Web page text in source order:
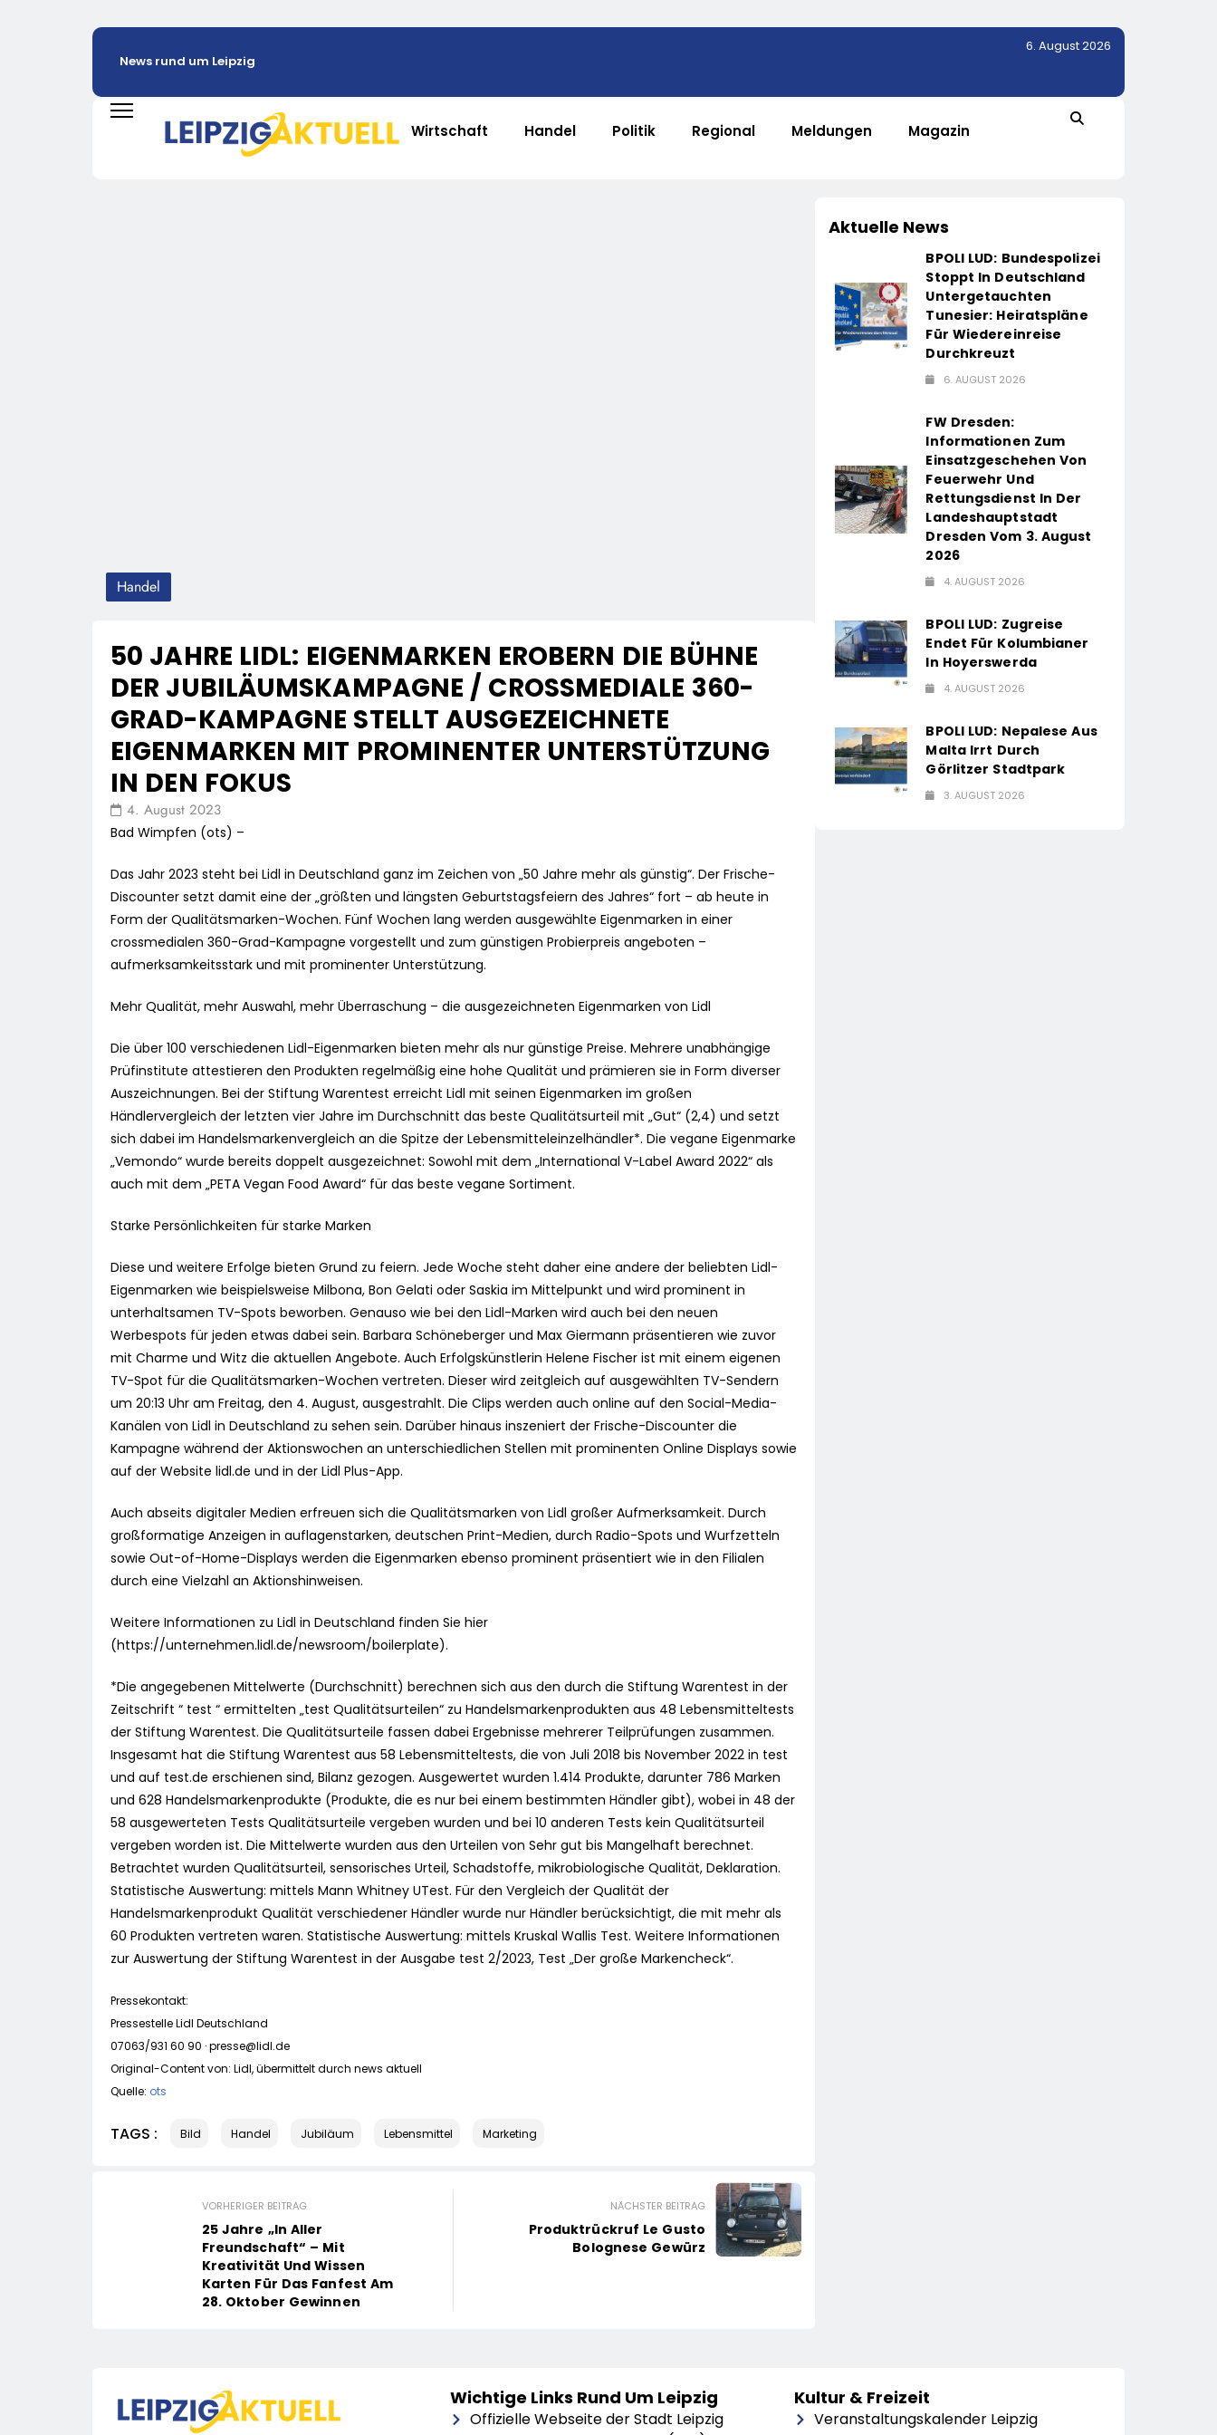
News rund um Leipzig
6. August 2026
Wirtschaft Handel Politik Regional Meldungen Magazin
Handel
50 JAHRE LIDL: EIGENMARKEN EROBERN DIE BÜHNE
DER JUBILÄUMSKAMPAGNE / CROSSMEDIALE 360-
GRAD-KAMPAGNE STELLT AUSGEZEICHNETE
EIGENMARKEN MIT PROMINENTER UNTERSTÜTZUNG
IN DEN FOKUS
4. August 2023
Bad Wimpfen (ots) –
Das Jahr 2023 steht bei Lidl in Deutschland ganz im Zeichen von „50 Jahre mehr als günstig“. Der Frische-
Discounter setzt damit eine der „größten und längsten Geburtstagsfeiern des Jahres“ fort – ab heute in
Form der Qualitätsmarken-Wochen. Fünf Wochen lang werden ausgewählte Eigenmarken in einer
crossmedialen 360-Grad-Kampagne vorgestellt und zum günstigen Probierpreis angeboten –
aufmerksamkeitsstark und mit prominenter Unterstützung.
Mehr Qualität, mehr Auswahl, mehr Überraschung – die ausgezeichneten Eigenmarken von Lidl
Die über 100 verschiedenen Lidl-Eigenmarken bieten mehr als nur günstige Preise. Mehrere unabhängige
Prüfinstitute attestieren den Produkten regelmäßig eine hohe Qualität und prämieren sie in Form diverser
Auszeichnungen. Bei der Stiftung Warentest erreicht Lidl mit seinen Eigenmarken im großen
Händlervergleich der letzten vier Jahre im Durchschnitt das beste Qualitätsurteil mit „Gut“ (2,4) und setzt
sich dabei im Handelsmarkenvergleich an die Spitze der Lebensmitteleinzelhändler*. Die vegane Eigenmarke
„Vemondo“ wurde bereits doppelt ausgezeichnet: Sowohl mit dem „International V-Label Award 2022“ als
auch mit dem „PETA Vegan Food Award“ für das beste vegane Sortiment.
Starke Persönlichkeiten für starke Marken
Diese und weitere Erfolge bieten Grund zu feiern. Jede Woche steht daher eine andere der beliebten Lidl-
Eigenmarken wie beispielsweise Milbona, Bon Gelati oder Saskia im Mittelpunkt und wird prominent in
unterhaltsamen TV-Spots beworben. Genauso wie bei den Lidl-Marken wird auch bei den neuen
Werbespots für jeden etwas dabei sein. Barbara Schöneberger und Max Giermann präsentieren wie zuvor
mit Charme und Witz die aktuellen Angebote. Auch Erfolgskünstlerin Helene Fischer ist mit einem eigenen
TV-Spot für die Qualitätsmarken-Wochen vertreten. Dieser wird zeitgleich auf ausgewählten TV-Sendern
um 20:13 Uhr am Freitag, den 4. August, ausgestrahlt. Die Clips werden auch online auf den Social-Media-
Kanälen von Lidl in Deutschland zu sehen sein. Darüber hinaus inszeniert der Frische-Discounter die
Kampagne während der Aktionswochen an unterschiedlichen Stellen mit prominenten Online Displays sowie
auf der Website lidl.de und in der Lidl Plus-App.
Auch abseits digitaler Medien erfreuen sich die Qualitätsmarken von Lidl großer Aufmerksamkeit. Durch
großformatige Anzeigen in auflagenstarken, deutschen Print-Medien, durch Radio-Spots und Wurfzetteln
sowie Out-of-Home-Displays werden die Eigenmarken ebenso prominent präsentiert wie in den Filialen
durch eine Vielzahl an Aktionshinweisen.
Weitere Informationen zu Lidl in Deutschland finden Sie hier
(https://unternehmen.lidl.de/newsroom/boilerplate).
*Die angegebenen Mittelwerte (Durchschnitt) berechnen sich aus den durch die Stiftung Warentest in der
Zeitschrift “ test “ ermittelten „test Qualitätsurteilen“ zu Handelsmarkenprodukten aus 48 Lebensmitteltests
der Stiftung Warentest. Die Qualitätsurteile fassen dabei Ergebnisse mehrerer Teilprüfungen zusammen.
Insgesamt hat die Stiftung Warentest aus 58 Lebensmitteltests, die von Juli 2018 bis November 2022 in test
und auf test.de erschienen sind, Bilanz gezogen. Ausgewertet wurden 1.414 Produkte, darunter 786 Marken
und 628 Handelsmarkenprodukte (Produkte, die es nur bei einem bestimmten Händler gibt), wobei in 48 der
58 ausgewerteten Tests Qualitätsurteile vergeben wurden und bei 10 anderen Tests kein Qualitätsurteil
vergeben worden ist. Die Mittelwerte wurden aus den Urteilen von Sehr gut bis Mangelhaft berechnet.
Betrachtet wurden Qualitätsurteil, sensorisches Urteil, Schadstoffe, mikrobiologische Qualität, Deklaration.
Statistische Auswertung: mittels Mann Whitney UTest. Für den Vergleich der Qualität der
Handelsmarkenprodukt Qualität verschiedener Händler wurde nur Händler berücksichtigt, die mit mehr als
60 Produkten vertreten waren. Statistische Auswertung: mittels Kruskal Wallis Test. Weitere Informationen
zur Auswertung der Stiftung Warentest in der Ausgabe test 2/2023, Test „Der große Markencheck“.
Pressekontakt:
Pressestelle Lidl Deutschland
07063/931 60 90 ·presse@lidl.de
Original-Content von: Lidl, übermittelt durch news aktuell
Quelle: ots
TAGS : Bild Handel Jubiläum Lebensmittel Marketing
VORHERIGER BEITRAG
25 Jahre „In Aller
Freundschaft“ – Mit
Kreativität Und Wissen
Karten Für Das Fanfest Am
28. Oktober Gewinnen
NÄCHSTER BEITRAG
Produktrückruf Le Gusto
Bolognese Gewürz
Aktuelle News
BPOLI LUD: Bundespolizei
Stoppt In Deutschland
Untergetauchten
Tunesier: Heiratspläne
Für Wiedereinreise
Durchkreuzt
6. AUGUST 2026
FW Dresden:
Informationen Zum
Einsatzgeschehen Von
Feuerwehr Und
Rettungsdienst In Der
Landeshauptstadt
Dresden Vom 3. August
2026
4. AUGUST 2026
BPOLI LUD: Zugreise
Endet Für Kolumbianer
In Hoyerswerda
4. AUGUST 2026
BPOLI LUD: Nepalese Aus
Malta Irrt Durch
Görlitzer Stadtpark
3. AUGUST 2026
Wichtige Links Rund Um Leipzig
Offizielle Webseite der Stadt Leipzig
Kultur & Freizeit
Veranstaltungskalender Leipzig